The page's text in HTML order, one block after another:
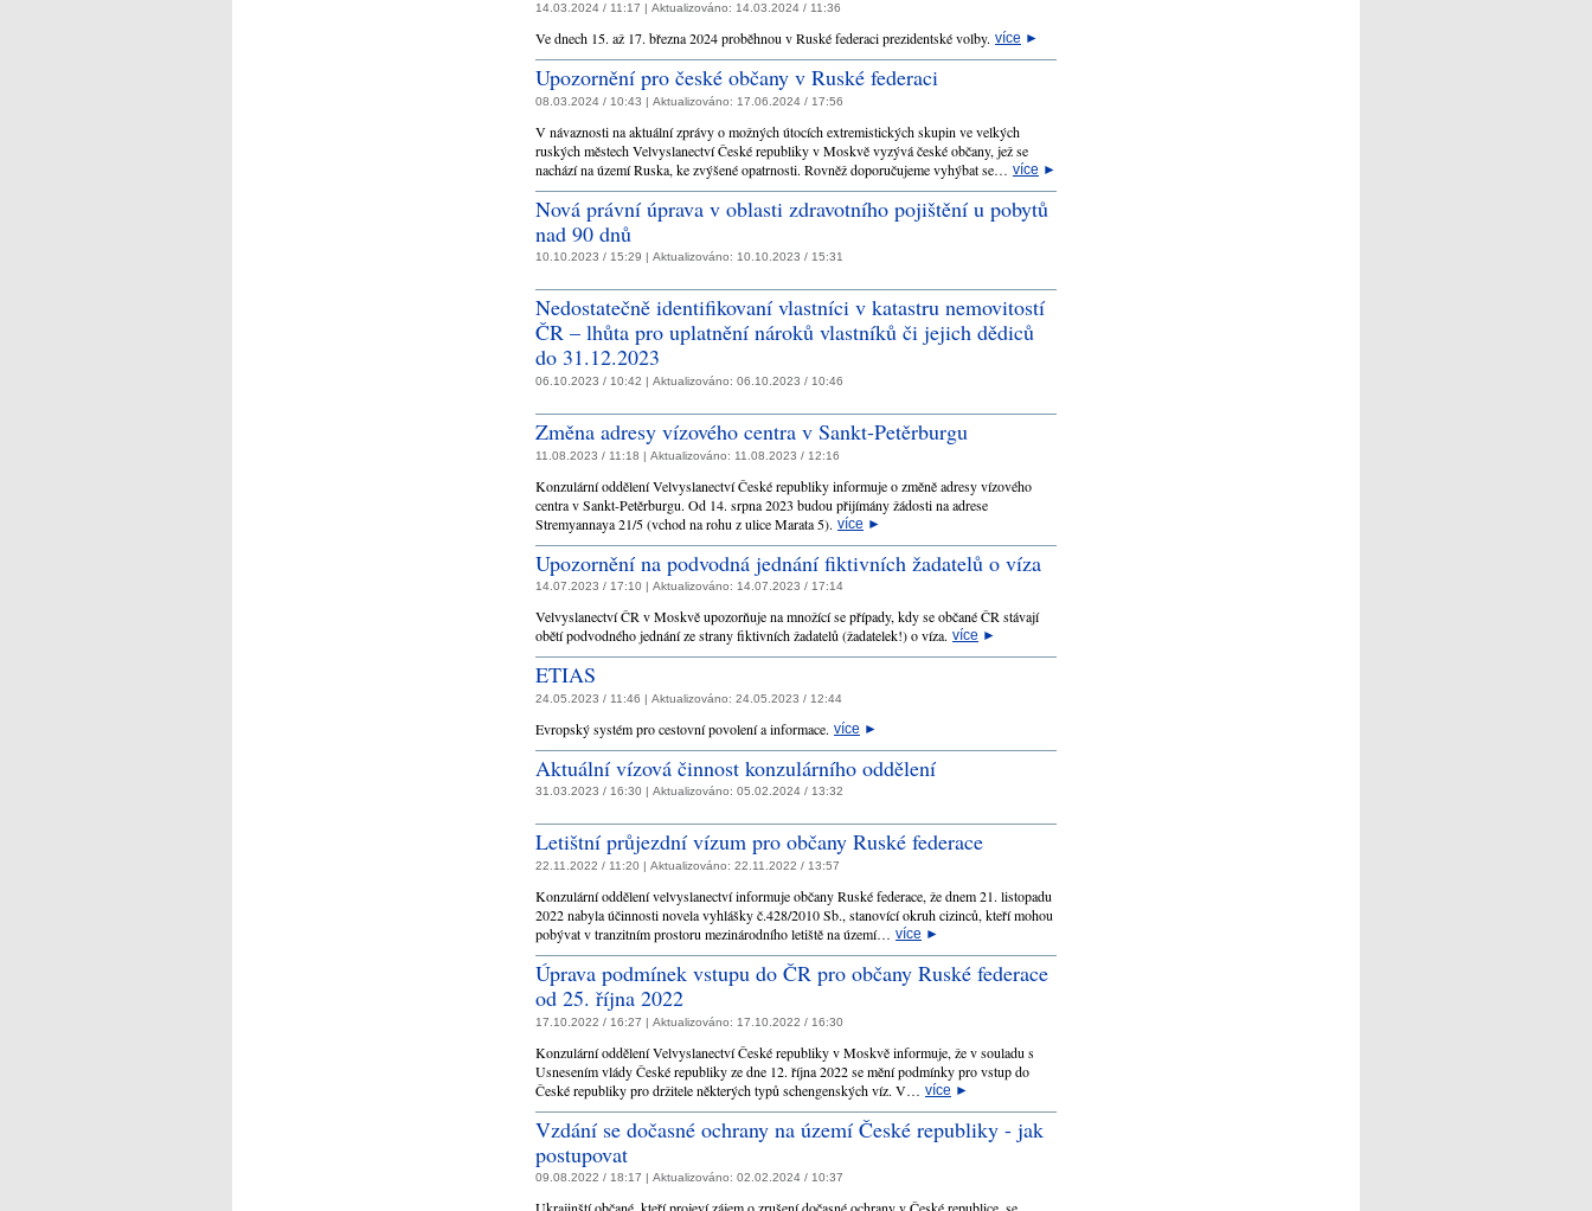
14.03.2024 / 11:17 | Aktualizováno: 14.03.2024 / 11:36
Ve dnech 15. až 17. března 2024 proběhnou v Ruské federaci prezidentské volby. více ►
Upozornění pro české občany v Ruské federaci
08.03.2024 / 10:43 | Aktualizováno: 17.06.2024 / 17:56
V návaznosti na aktuální zprávy o možných útocích extremistických skupin ve velkých
ruských městech Velvyslanectví České republiky v Moskvě vyzývá české občany, jež se
nachází na území Ruska, ke zvýšené opatrnosti. Rovněž doporučujeme vyhýbat se… více ►
Nová právní úprava v oblasti zdravotního pojištění u pobytů
nad 90 dnů
10.10.2023 / 15:29 | Aktualizováno: 10.10.2023 / 15:31
Nedostatečně identifikovaní vlastníci v katastru nemovitostí
ČR – lhůta pro uplatnění nároků vlastníků či jejich dědiců
do 31.12.2023
06.10.2023 / 10:42 | Aktualizováno: 06.10.2023 / 10:46
Změna adresy vízového centra v Sankt-Petěrburgu
11.08.2023 / 11:18 | Aktualizováno: 11.08.2023 / 12:16
Konzulární oddělení Velvyslanectví České republiky informuje o změně adresy vízového
centra v Sankt-Petěrburgu. Od 14. srpna 2023 budou přijímány žádosti na adrese
Stremyannaya 21/5 (vchod na rohu z ulice Marata 5). více ►
Upozornění na podvodná jednání fiktivních žadatelů o víza
14.07.2023 / 17:10 | Aktualizováno: 14.07.2023 / 17:14
Velvyslanectví ČR v Moskvě upozorňuje na množící se případy, kdy se občané ČR stávají
obětí podvodného jednání ze strany fiktivních žadatelů (žadatelek!) o víza. více ►
ETIAS
24.05.2023 / 11:46 | Aktualizováno: 24.05.2023 / 12:44
Evropský systém pro cestovní povolení a informace. více ►
Aktuální vízová činnost konzulárního oddělení
31.03.2023 / 16:30 | Aktualizováno: 05.02.2024 / 13:32
Letištní průjezdní vízum pro občany Ruské federace
22.11.2022 / 11:20 | Aktualizováno: 22.11.2022 / 13:57
Konzulární oddělení velvyslanectví informuje občany Ruské federace, že dnem 21. listopadu
2022 nabyla účinnosti novela vyhlášky č.428/2010 Sb., stanovící okruh cizinců, kteří mohou
pobývat v tranzitním prostoru mezinárodního letiště na území… více ►
Úprava podmínek vstupu do ČR pro občany Ruské federace
od 25. října 2022
17.10.2022 / 16:27 | Aktualizováno: 17.10.2022 / 16:30
Konzulární oddělení Velvyslanectví České republiky v Moskvě informuje, že v souladu s
Usnesením vlády České republiky ze dne 12. října 2022 se mění podmínky pro vstup do
České republiky pro držitele některých typů schengenských víz. V… více ►
Vzdání se dočasné ochrany na území České republiky - jak
postupovat
09.08.2022 / 18:17 | Aktualizováno: 02.02.2024 / 10:37